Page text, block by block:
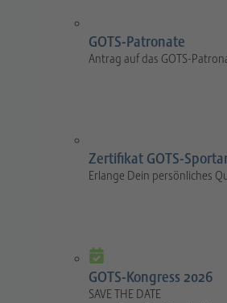
GOTS-Patronate
Antrag auf das GOTS-
Zertifikat GOTS-
Erlange Dein persönliches
GOTS-Kongress 2026
SAVE THE DATE